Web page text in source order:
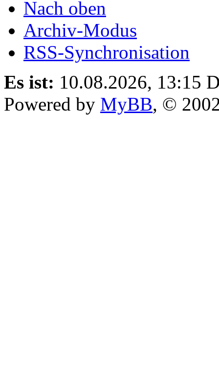
Nach oben
Archiv-Modus
RSS-Synchronisation
Es ist: 10.08.2026, 13:15
Powered by MyBB, ©